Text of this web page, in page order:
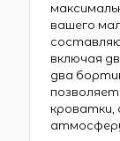
вашего
включая
два
кроватки,